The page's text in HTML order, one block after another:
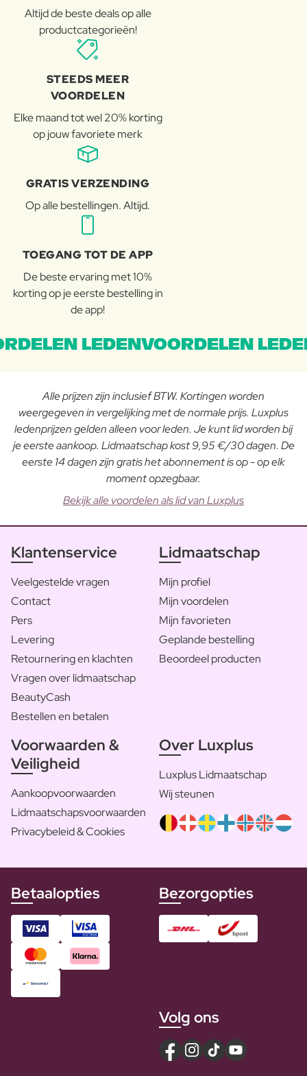
Altijd de beste deals op alle
productcategorieën!
STEEDS MEER
VOORDELEN
Elke maand tot wel 20% korting
op jouw favoriete merk
GRATIS VERZENDING
Op alle bestellingen. Altijd.
TOEGANG TOT DE APP
De beste ervaring met 10%
korting op je eerste bestelling in
de app!
LEDENVOORDELEN
Alle prijzen zijn inclusief BTW. Kortingen worden
weergegeven in vergelijking met de normale prijs. Luxplus
ledenprijzen gelden alleen voor leden. Je kunt lid worden bij
je eerste aankoop. Lidmaatschap kost 9,95 €/30 dagen. De
eerste 14 dagen zijn gratis het abonnement is op - op elk
moment opzegbaar.
Bekijk alle voordelen als lid van Luxplus
Klantenservice
Veelgestelde vragen
Contact
Pers
Levering
Retournering en klachten
Vragen over lidmaatschap
BeautyCash
Bestellen en betalen
Lidmaatschap
Mijn profiel
Mijn voordelen
Mijn favorieten
Geplande bestelling
Beoordeel producten
Voorwaarden &
Veiligheid
Aankoopvoorwaarden
Lidmaatschapsvoorwaarden
Privacybeleid & Cookies
Over Luxplus
Luxplus Lidmaatschap
Wij steunen
Betaalopties Bezorgopties
Volg ons